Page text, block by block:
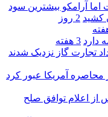
اما آرامکو بیشترین سود
کشید 2 روز
دارد 3 هفته
تجارت گاز نزدیک شدند
از اعلام توافق صلح